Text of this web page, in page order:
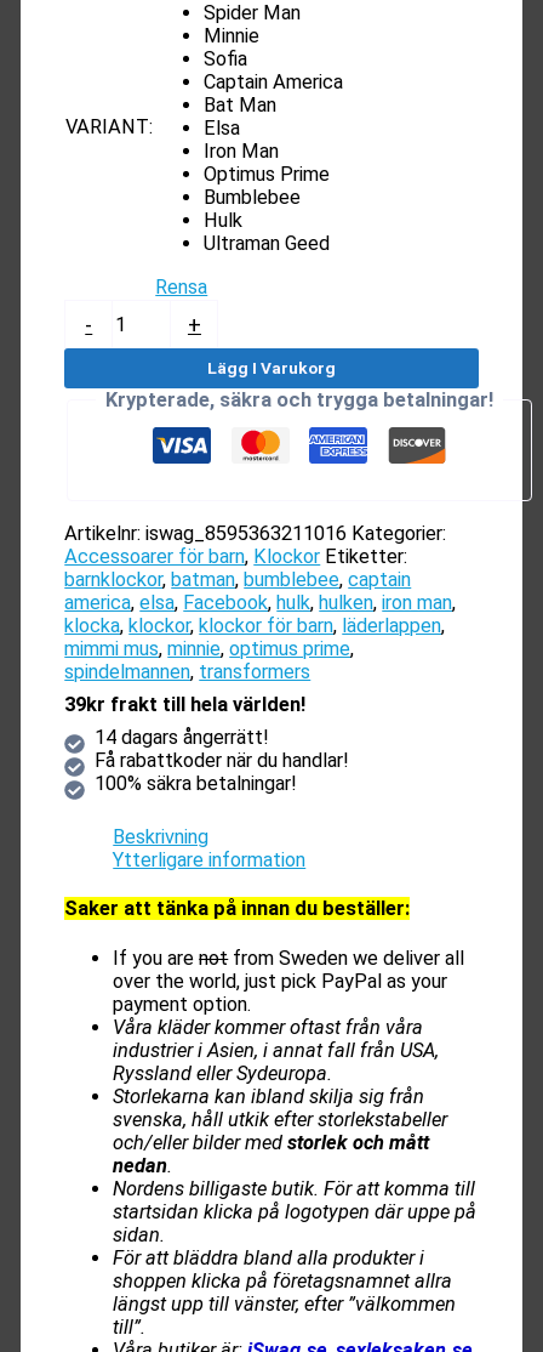
VARIANT:
Spider Man
Minnie
Sofia
Captain America
Bat Man
Elsa
Iron Man
Optimus Prime
Bumblebee
Hulk
Ultraman Geed
Rensa
-
Klockor
mängd
+
Lägg I Varukorg
Krypterade, säkra och trygga betalningar!
Artikelnr:iswag_8595363211016 Kategorier:
Accessoarer för barn, Klockor Etiketter:
barnklockor,batman,bumblebee,captain
america,elsa, Facebook,hulk,hulken,iron man,
klocka,klockor,klockor för barn, läderlappen,
mimmi mus,minnie,optimus prime,
spindelmannen, transformers
39kr frakt till hela världen!
14 dagars ångerrätt!
Få rabattkoder när du handlar!
100% säkra betalningar!
Beskrivning
Ytterligare information
Saker att tänka på innan du beställer:
If you arenotfrom Sweden we deliver all
over the world, just pick PayPal as your
payment option.
Våra kläder kommer oftast från våra
industrier i Asien, i annat fall från USA,
Ryssland eller Sydeuropa.
Storlekarna kan ibland skilja sig från
svenska, håll utkik efter storlekstabeller
och/eller bilder medstorlek och mått
nedan.
Nordens billigaste butik. För att komma till
startsidan klicka på logotypen där uppe på
sidan.
För att bläddra bland alla produkter i
shoppen klicka på företagsnamnet allra
längst upp till vänster, efter ”välkommen
till”.